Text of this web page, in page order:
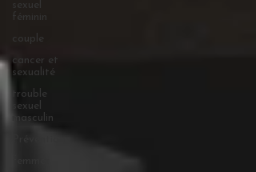
sexuel
féminin
couple
cancer et
sexualité
trouble
sexuel
masculin